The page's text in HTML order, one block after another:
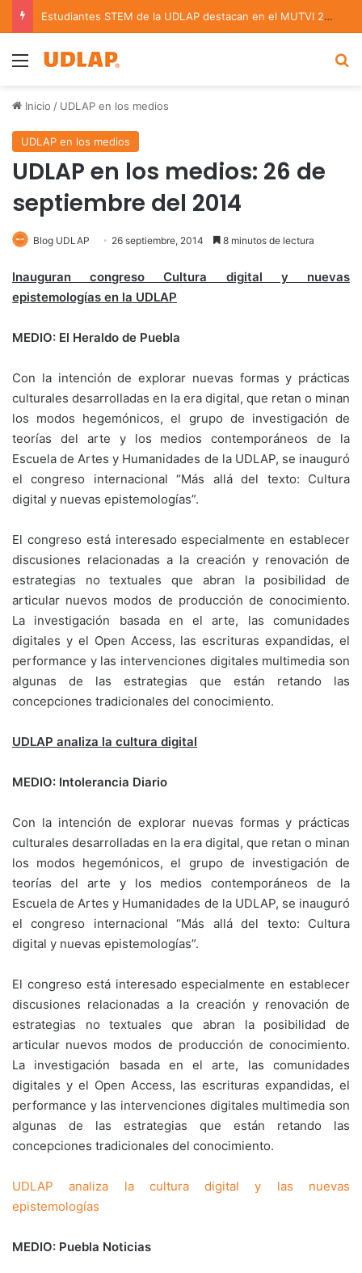
Estudiantes STEM de la UDLAP destacan en el MUTVI 2026
Menu
Inicio / UDLAP en los medios
UDLAP en los medios
UDLAP en los medios: 26 de
septiembre del 2014
Blog UDLAP 26 septiembre, 2014 8 minutos de lectura
Inauguran congreso Cultura digital y nuevas
epistemologías en la UDLAP
MEDIO: El Heraldo de Puebla
Con la intención de explorar nuevas formas y prácticas
culturales desarrolladas en la era digital, que retan o minan
los modos hegemónicos, el grupo de investigación de
teorías del arte y los medios contemporáneos de la
Escuela de Artes y Humanidades de la UDLAP, se inauguró
el congreso internacional “Más allá del texto: Cultura
digital y nuevas epistemologías”.
El congreso está interesado especialmente en establecer
discusiones relacionadas a la creación y renovación de
estrategias no textuales que abran la posibilidad de
articular nuevos modos de producción de conocimiento.
La investigación basada en el arte, las comunidades
digitales y el Open Access, las escrituras expandidas, el
performance y las intervenciones digitales multimedia son
algunas de las estrategias que están retando las
concepciones tradicionales del conocimiento.
UDLAP analiza la cultura digital
MEDIO: Intolerancia Diario
Con la intención de explorar nuevas formas y prácticas
culturales desarrolladas en la era digital, que retan o minan
los modos hegemónicos, el grupo de investigación de
teorías del arte y los medios contemporáneos de la
Escuela de Artes y Humanidades de la UDLAP, se inauguró
el congreso internacional “Más allá del texto: Cultura
digital y nuevas epistemologías”.
El congreso está interesado especialmente en establecer
discusiones relacionadas a la creación y renovación de
estrategias no textuales que abran la posibilidad de
articular nuevos modos de producción de conocimiento.
La investigación basada en el arte, las comunidades
digitales y el Open Access, las escrituras expandidas, el
performance y las intervenciones digitales multimedia son
algunas de las estrategias que están retando las
concepciones tradicionales del conocimiento.
UDLAP analiza la cultura digital y las nuevas
epistemologías
MEDIO: Puebla Noticias